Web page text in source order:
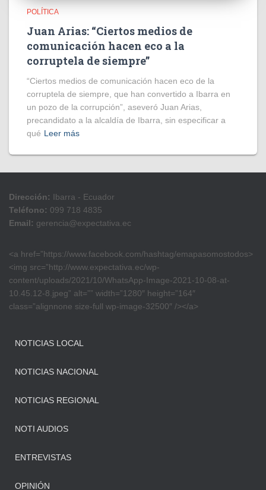
POLÍTICA
Juan Arias: “Ciertos medios de
comunicación hacen eco a la
corruptela de siempre”
“Ciertos medios de comunicación hacen eco de la
corruptela de siempre, que han convertido a Ibarra en
un pozo de la corrupción”, aseveró Juan Arias,
precandidato a la alcaldía de Ibarra, sin especificar a
qué Leer más
Dirección: Ibarra - Ecuador
Teléfono: 099 718 4835
Email: gerencia@expectativa.ec
<a href=”https://www.facebook.com/hashtag/emapasomostodos>
<img src=”http://www.expectativa.ec/wp-
content/uploads/2021/10/WhatsApp-Image-2021-10-08-at-
10.45.12-8.jpeg” alt=”” width=”1280″ height=”164″
class=”alignnone size-full wp-image-32500″ /></a>
NOTICIAS LOCAL
NOTICIAS NACIONAL
NOTICIAS REGIONAL
NOTI AUDIOS
ENTREVISTAS
OPINIÓN